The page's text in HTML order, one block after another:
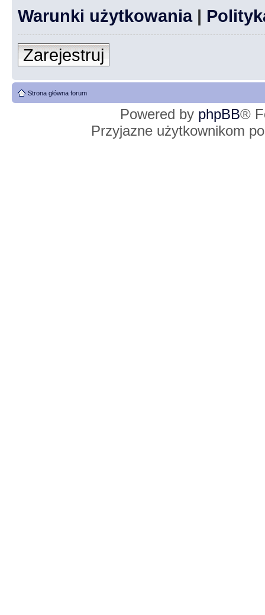
Warunki użytkowania|
Zarejestruj
Strona główna forum
Powered by phpBB®
Przyjazne użytkownikom